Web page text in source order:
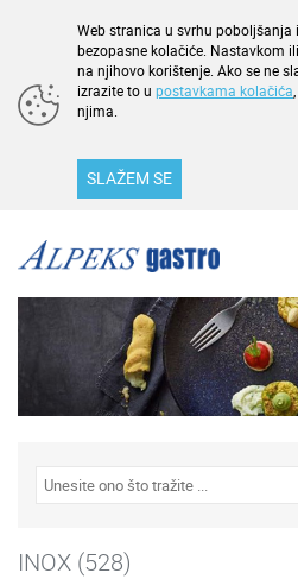
Web stranica u svrhu
bezopasne kolačiće. Nastavkom
na njihovo korištenje. Ako se ne
izrazite to u postavkama kolačića
njima.
SLAŽEM SE
INOX (528)